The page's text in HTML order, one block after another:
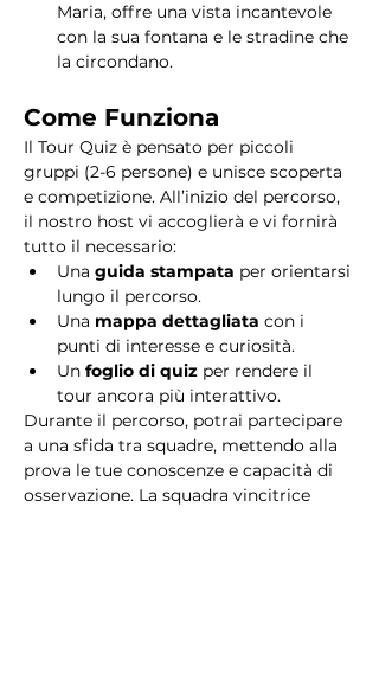
Maria, offre una vista incantevole
con la sua fontana e le stradine che
la circondano.
Come Funziona
Il Tour Quiz è pensato per piccoli
gruppi (2-6 persone) e unisce scoperta
e competizione. All’inizio del percorso,
il nostro host vi accoglierà e vi fornirà
tutto il necessario:
Una guida stampata per orientarsi
lungo il percorso.
Una mappa dettagliata con i
punti di interesse e curiosità.
Un foglio di quiz per rendere il
tour ancora più interattivo.
Durante il percorso, potrai partecipare
a una sfida tra squadre, mettendo alla
prova le tue conoscenze e capacità di
osservazione. La squadra vincitrice